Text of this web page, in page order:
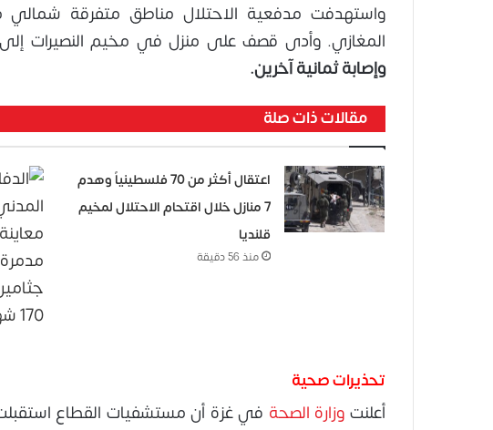
واستهدفت مدفعية الاحتلال مناطق متفرقة شمالي
المغازي. وأدى قصف على منزل في مخيم النصيرات إلى
وإصابة ثمانية آخرين.
مقالات ذات صلة
اعتقال أكثر من 70 فلسطينياً وهدم
7 منازل خلال اقتحام الاحتلال لمخيم
قلنديا
منذ 56 دقيقة
تحذيرات صحية
أعلنت وزارة الصحة في غزة أن مستشفيات القطاع